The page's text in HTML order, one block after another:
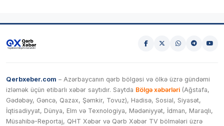
Qerbxeber.com – Azərbaycanın qərb bölgəsi və ölkə üzrə gündəmi
izləmək üçün etibarlı xəbər saytıdır. Saytda Bölgə xəbərləri (Ağstafa,
Gədəbəy, Gəncə, Qazax, Şəmkir, Tovuz), Hadisə, Sosial, Siyasət,
İqtisadiyyat, Dünya, Elm və Texnologiya, Mədəniyyət, İdman, Maraqlı,
Müsahibə-Reportaj, QHT Xəbər və Qərb Xəbər TV bölmələri üzrə